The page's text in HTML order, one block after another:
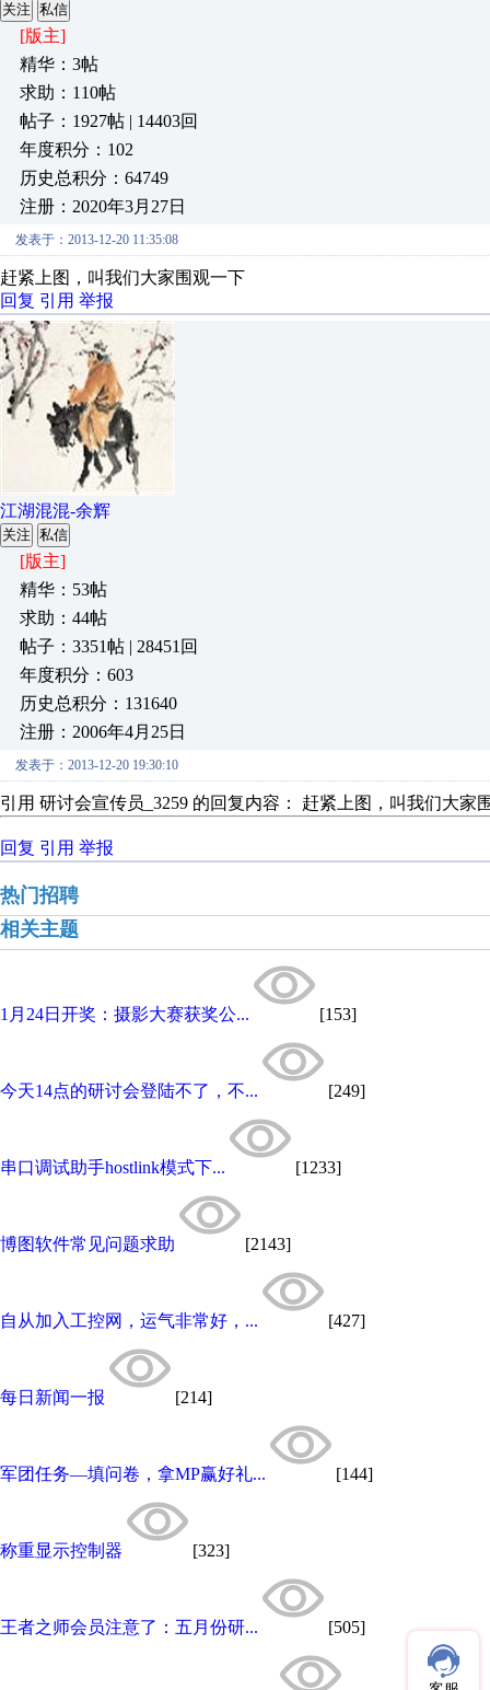
关注 私信
[版主]
精华：3帖
求助：110帖
帖子：1927帖 | 14403回
年度积分：102
历史总积分：64749
注册：2020年3月27日
发表于：2013-12-20 11:35:08
赶紧上图，叫我们大家围观一下
回复 引用 举报
江湖混混-余辉
关注 私信
[版主]
精华：53帖
求助：44帖
帖子：3351帖 | 28451回
年度积分：603
历史总积分：131640
注册：2006年4月25日
发表于：2013-12-20 19:30:10
引用 研讨会宣传员_3259 的回复内容： 赶紧上图，叫我们大家
回复 引用 举报
热门招聘
相关主题
1月24日开奖：摄影大赛获奖公... [153]
今天14点的研讨会登陆不了，不... [249]
串口调试助手hostlink模式下... [1233]
博图软件常见问题求助 [2143]
自从加入工控网，运气非常好，... [427]
每日新闻一报 [214]
军团任务—填问卷，拿MP赢好礼... [144]
称重显示控制器 [323]
王者之师会员注意了：五月份研... [505]